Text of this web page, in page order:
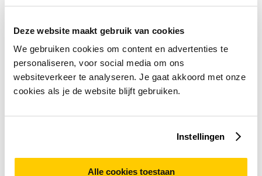
Deze website maakt gebruik van cookies
We gebruiken cookies om content en advertenties te
personaliseren, voor social media om ons
websiteverkeer te analyseren. Je gaat akkoord met onze
cookies als je de website blijft gebruiken.
Instellingen
Alle cookies toestaan